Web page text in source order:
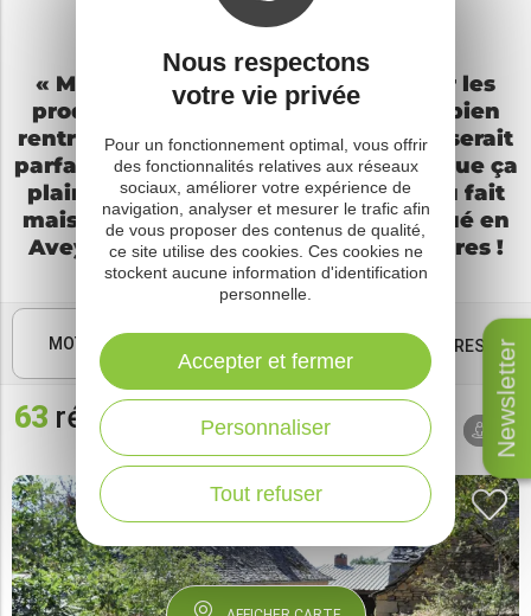
Newsletter
En Terres d'Aveyron
« Moi ce que j’aime, c’est rencontrer les
producteurs locaux » , « Moi j’aime bien
rentrer avec un souvenir » , « Oh, ce serait
parfait pour ta mère ! », « Tu penses que ça
plairait aux enfants ? »… Du local, du fait
maison, du « made in » ici, du fabriqué en
Aveyron… ici c’est le coin des locavores !
MOTS CLÉS FILTRES
63 résultats
Tri par
défaut
AUTOUR
DE MOI
Nous respectons
votre vie privée
Pour un fonctionnement optimal, vous offrir
des fonctionnalités relatives aux réseaux
sociaux, améliorer votre expérience de
navigation, analyser et mesurer le trafic afin
de vous proposer des contenus de qualité,
ce site utilise des cookies. Ces cookies ne
stockent aucune information d'identification
personnelle.
Tout refuser
Personnaliser
Accepter et fermer